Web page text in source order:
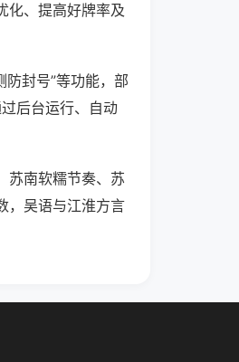
化、提高好牌率及
防封号”等功能，部
后台运行、自动
苏南软糯节奏、苏
，吴语与江淮方言